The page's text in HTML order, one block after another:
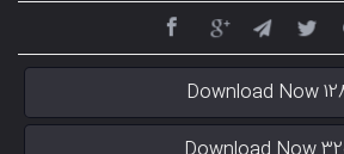
Download Now